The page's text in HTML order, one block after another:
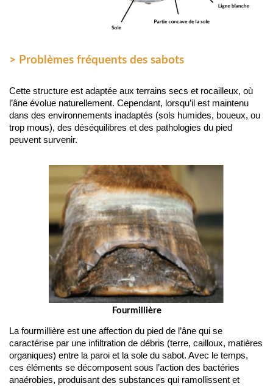
> Problèmes fréquents des sabots
Cette structure est adaptée aux terrains secs et rocailleux, où
l’âne évolue naturellement. Cependant, lorsqu’il est maintenu
dans des environnements inadaptés (sols humides, boueux, ou
trop mous), des déséquilibres et des pathologies du pied
peuvent survenir.
Fourmillière
La fourmillière est une affection du pied de l’âne qui se
caractérise par une infiltration de débris (terre, cailloux, matières
organiques) entre la paroi et la sole du sabot. Avec le temps,
ces éléments se décomposent sous l’action des bactéries
anaérobies, produisant des substances qui ramollissent et